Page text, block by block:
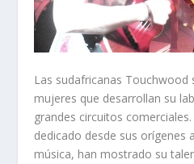
Las sudafricanas Touchwood
mujeres que desarrollan su
grandes circuitos
dedicado desde sus orígenes
música, han mostrado su